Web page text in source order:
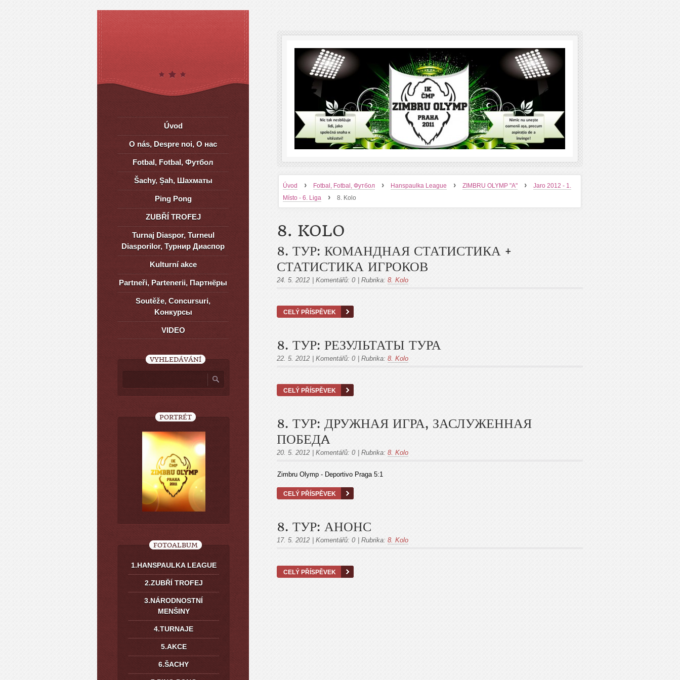
Úvod › Fotbal, Fotbal, Футбол › Hanspaulka League › ZIMBRU OLYMP "A" ›
Jaro 2012 - 1.
Místo - 6. Liga
› 8. Kolo
8. KOLO
8. ТУР: КОМАНДНАЯ СТАТИСТИКА +
СТАТИСТИКА ИГРОКОВ
24. 5. 2012 Komentářů: 0 Rubrika: 8. Kolo
CELÝ PŘÍSPĚVEK
8. ТУР: РЕЗУЛЬТАТЫ ТУРА
22. 5. 2012 Komentářů: 0 Rubrika: 8. Kolo
CELÝ PŘÍSPĚVEK
8. ТУР: ДРУЖНАЯ ИГРА, ЗАСЛУЖЕННАЯ
ПОБЕДA
20. 5. 2012 Komentářů: 0 Rubrika: 8. Kolo
Zimbru Olymp - Deportivo Praga 5:1
CELÝ PŘÍSPĚVEK
8. ТУР: АНОНС
17. 5. 2012 Komentářů: 0 Rubrika: 8. Kolo
CELÝ PŘÍSPĚVEK
Úvod
O nás, Despre noi, О нас
Fotbal, Fotbal, Футбол
Šachy, Șah, Шахматы
Ping Pong
ZUBŘÍ TROFEJ
Turnaj Diaspor, Turneul
Diasporilor, Турнир Диаспор
Kulturní akce
Partneři, Partenerii, Партнёры
Soutěže, Concursuri,
Kонкурсы
VIDEO
VYHLEDÁVÁNÍ
PORTRÉT
FOTOALBUM
1.HANSPAULKA LEAGUE
2.ZUBŘÍ TROFEJ
3.NÁRODNOSTNÍ
MENŠINY
4.TURNAJE
5.AKCE
6.ŠACHY